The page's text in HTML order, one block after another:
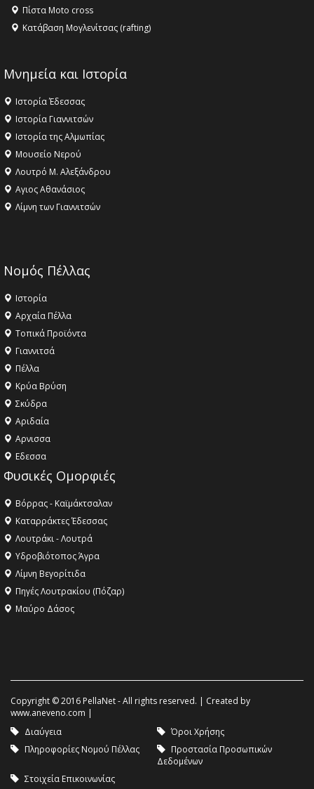
Πίστα Moto cross
Κατάβαση Μογλενίτσας (rafting)
Μνημεία και Ιστορία
Ιστορία Έδεσσας
Ιστορία Γιαννιτσών
Ιστορία της Αλμωπίας
Μουσείο Νερού
Λουτρό Μ. Αλεξάνδρου
Αγιος Αθανάσιος
Λίμνη των Γιαννιτσών
Νομός Πέλλας
Ιστορία
Αρχαία Πέλλα
Τοπικά Προϊόντα
Γιαννιτσά
Πέλλα
Κρύα Βρύση
Σκύδρα
Αριδαία
Aρνισσα
Eδεσσα
Φυσικές Ομορφιές
Βόρρας - Καϊμάκτσαλαν
Καταρράκτες Έδεσσας
Λουτράκι - Λουτρά
Υδροβιότοπος Άγρα
Λίμνη Βεγορίτιδα
Πηγές Λουτρακίου (Πόζαρ)
Μαύρο Δάσος
Copyright © 2016 PellaNet - All rights reserved. | Created by
www.aneveno.com |
Διαύγεια
Όροι Χρήσης
Πληροφορίες Νομού Πέλλας
Προστασία Προσωπικών
Δεδομένων
Στοιχεία Επικοινωνίας